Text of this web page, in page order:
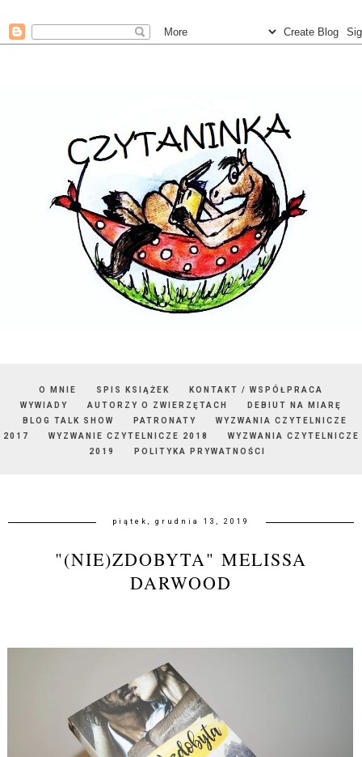
O MNIE SPIS KSIĄŻEK
KONTAKT / WSPÓŁPRACA
WYWIADY
AUTORZY O ZWIERZĘTACH
DEBIUT NA MIARĘ
BLOG TALK SHOW
PATRONATY
WYZWANIA CZYTELNICZE
2017
WYZWANIE CZYTELNICZE 2018
WYZWANIA CZYTELNICZE
2019
POLITYKA PRYWATNOŚCI
piątek, grudnia 13, 2019
"(NIE)ZDOBYTA" MELISSA
DARWOOD